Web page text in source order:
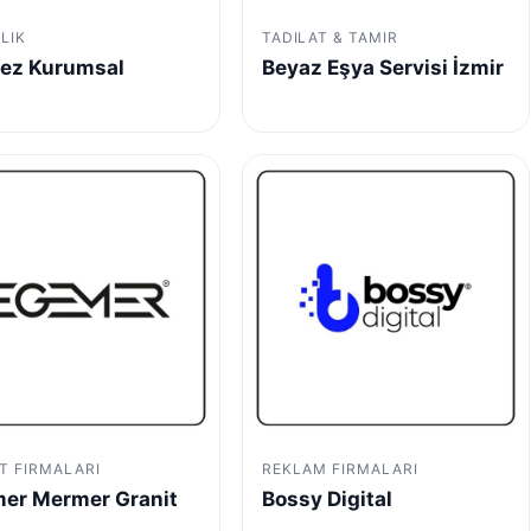
Kurumsal
TADILAT & TAMIR
Beyaz Eşya Servisi İzmir
FIRMALARI
Mermer Granit
REKLAM FIRMALARI
Bossy Digital